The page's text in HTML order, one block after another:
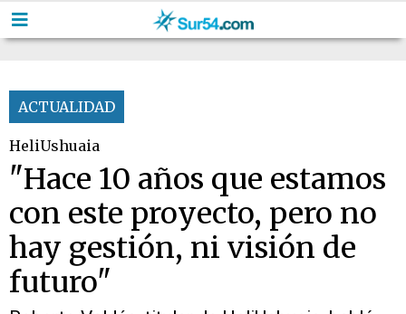
ACTUALIDAD
HeliUshuaia
"Hace 10 años que estamos
con este proyecto, pero no
hay gestión, ni visión de
futuro"